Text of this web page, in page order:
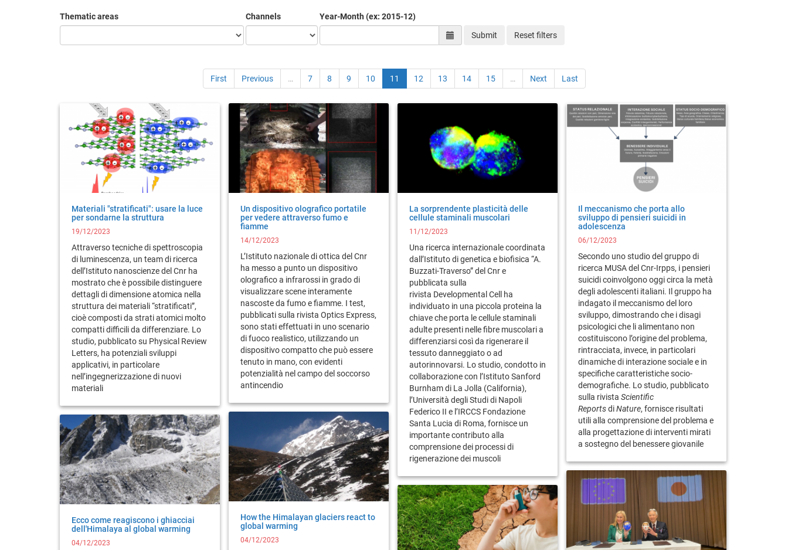
Thematic areas Channels
Year-Month (ex: 2015-12)
Selezione data
Submit Reset filters
First Previous … 7 8 9 10 11 12 13 14 15 … Next Last
Materiali "stratificati": usare la luce
per sondarne la struttura
19/12/2023
Attraverso tecniche di spettroscopia
di luminescenza, un team di ricerca
dell’Istituto nanoscienze del Cnr ha
mostrato che è possibile distinguere
dettagli di dimensione atomica nella
struttura dei materiali “stratificati”,
cioè composti da strati atomici molto
compatti difficili da differenziare. Lo
studio, pubblicato su Physical Review
Letters, ha potenziali sviluppi
applicativi, in particolare
nell’ingegnerizzazione di nuovi
materiali
Un dispositivo olografico portatile
per vedere attraverso fumo e
fiamme
14/12/2023
L’Istituto nazionale di ottica del Cnr
ha messo a punto un dispositivo
olografico a infrarossi in grado di
visualizzare scene interamente
nascoste da fumo e fiamme. I test,
pubblicati sulla rivista Optics Express,
sono stati effettuati in uno scenario
di fuoco realistico, utilizzando un
dispositivo compatto che può essere
tenuto in mano, con evidenti
potenzialità nel campo del soccorso
antincendio
La sorprendente plasticità delle
cellule staminali muscolari
11/12/2023
Una ricerca internazionale coordinata
dall’Istituto di genetica e biofisica “A.
Buzzati-Traverso” del Cnr e
pubblicata sulla
rivista Developmental Cell ha
individuato in una piccola proteina la
chiave che porta le cellule staminali
adulte presenti nelle fibre muscolari a
differenziarsi così da rigenerare il
tessuto danneggiato o ad
autorinnovarsi. Lo studio, condotto in
collaborazione con l’Istituto Sanford
Burnham di La Jolla (California),
l’Università degli Studi di Napoli
Federico II e l’IRCCS Fondazione
Santa Lucia di Roma, fornisce un
importante contributo alla
comprensione dei processi di
rigenerazione dei muscoli
Il meccanismo che porta allo
sviluppo di pensieri suicidi in
adolescenza
06/12/2023
Secondo uno studio del gruppo di
ricerca MUSA del Cnr-Irpps, i pensieri
suicidi coinvolgono oggi circa la metà
degli adolescenti italiani. Il gruppo ha
indagato il meccanismo del loro
sviluppo, dimostrando che i disagi
psicologici che li alimentano non
costituiscono l’origine del problema,
rintracciata, invece, in particolari
dinamiche di interazione sociale e in
specifiche caratteristiche socio-
demografiche. Lo studio, pubblicato
sulla rivista Scientific
ReportsdiNature, fornisce risultati
utili alla comprensione del problema e
alla progettazione di interventi mirati
a sostegno del benessere giovanile
How the Himalayan glaciers react to
global warming
04/12/2023
Ecco come reagiscono i ghiacciai
dell'Himalaya al global warming
04/12/2023